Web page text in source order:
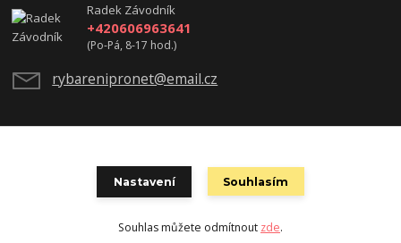
Radek Závodník
+420606963641
(Po-Pá, 8-17 hod.)
rybarenipronet@email.cz
Vytvořeno na Eshop-rychle.cz
Nastavení Souhlasím
Souhlas můžete odmítnout zde.